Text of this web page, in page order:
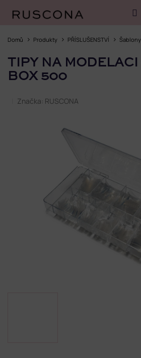
Domů Produkty PŘÍSLUŠENSTVÍ
TIPY NA MODELACI
BOX 500
Značka: RUSCONA